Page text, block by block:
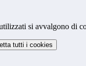
si avvalgono di
tutti i cookies